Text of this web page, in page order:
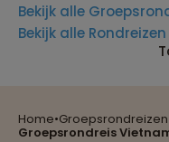
Home•Groepsrondreizen
Groepsrondreis
Bekijk alle
Bekijk alle
Reizen met